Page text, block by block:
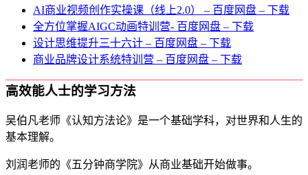
AI商业视频创作实操课（线上2.0） – 百度网盘 – 下载
全方位掌握AIGC动画特训营- 百度网盘 – 下载
设计思维提升三十六计 – 百度网盘 – 下载
商业品牌设计系统特训营 – 百度网盘 – 下载
高效能人士的学习方法
吴伯凡老师《认知方法论》是一个基础学科，对世界和人生的
基本理解。
刘润老师的《五分钟商学院》从商业基础开始做事。